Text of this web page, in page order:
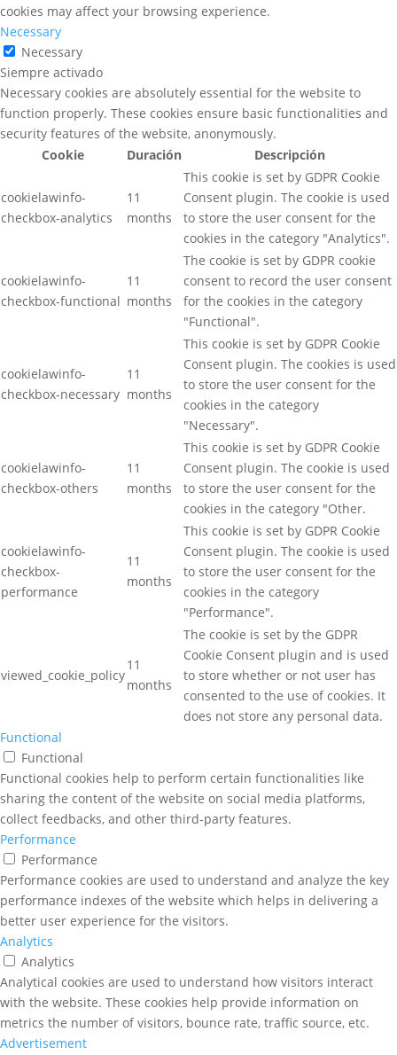
cookies may affect your browsing experience.
Necessary
Necessary
Siempre activado
Necessary cookies are absolutely essential for the website to
function properly. These cookies ensure basic functionalities and
security features of the website, anonymously.
Cookie
Duración Descripción
cookielawinfo-
checkbox-analytics
11
months
This cookie is set by GDPR Cookie
Consent plugin. The cookie is used
to store the user consent for the
cookies in the category "Analytics".
cookielawinfo-
checkbox-functional
11
months
The cookie is set by GDPR cookie
consent to record the user consent
for the cookies in the category
"Functional".
cookielawinfo-
checkbox-necessary
11
months
This cookie is set by GDPR Cookie
Consent plugin. The cookies is used
to store the user consent for the
cookies in the category
"Necessary".
cookielawinfo-
checkbox-others
11
months
This cookie is set by GDPR Cookie
Consent plugin. The cookie is used
to store the user consent for the
cookies in the category "Other.
cookielawinfo-
checkbox-
performance
11
months
This cookie is set by GDPR Cookie
Consent plugin. The cookie is used
to store the user consent for the
cookies in the category
"Performance".
viewed_cookie_policy
11
months
The cookie is set by the GDPR
Cookie Consent plugin and is used
to store whether or not user has
consented to the use of cookies. It
does not store any personal data.
Functional
Functional
Functional cookies help to perform certain functionalities like
sharing the content of the website on social media platforms,
collect feedbacks, and other third-party features.
Performance
Performance
Performance cookies are used to understand and analyze the key
performance indexes of the website which helps in delivering a
better user experience for the visitors.
Analytics
Analytics
Analytical cookies are used to understand how visitors interact
with the website. These cookies help provide information on
metrics the number of visitors, bounce rate, traffic source, etc.
Advertisement